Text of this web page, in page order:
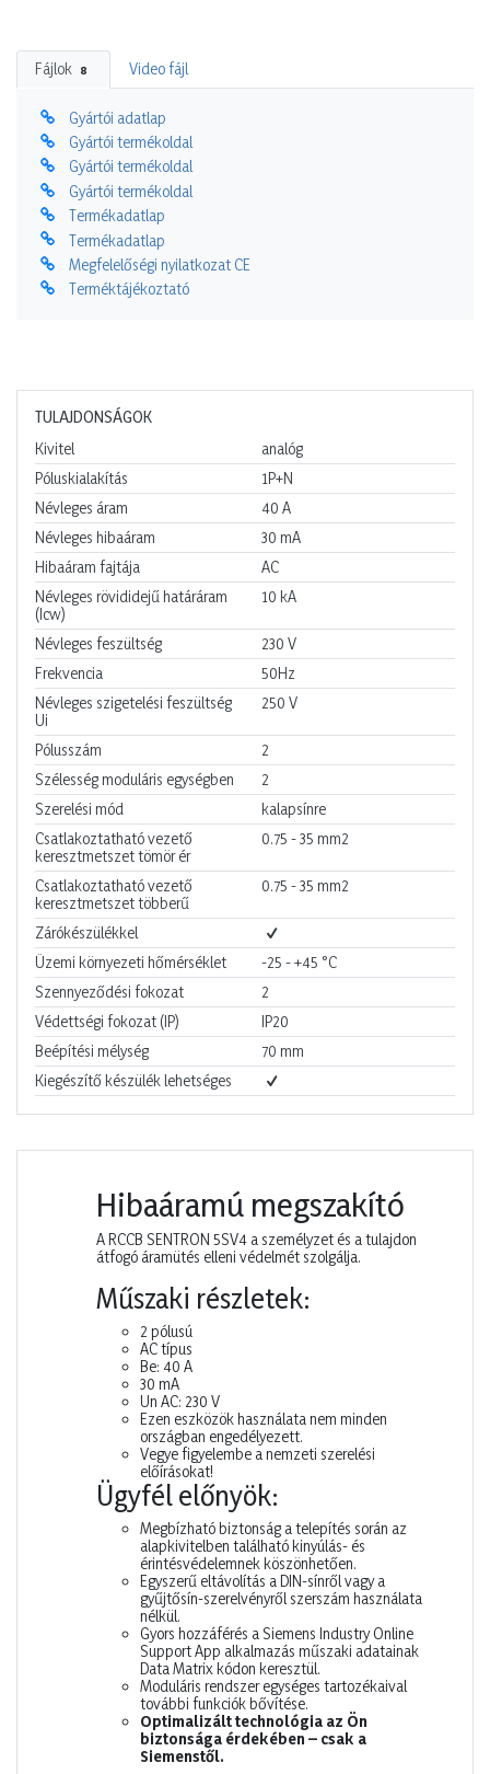
Fájlok 8 Video fájl
Gyártói adatlap
Gyártói termékoldal
Gyártói termékoldal
Gyártói termékoldal
Termékadatlap
Termékadatlap
Megfelelőségi nyilatkozat CE
Terméktájékoztató
TULAJDONSÁGOK
Kivitel
analóg
Póluskialakítás
1P+N
Névleges áram
40 A
Névleges hibaáram
30 mA
Hibaáram fajtája
AC
Névleges rövididejű határáram
(Icw)
10 kA
Névleges feszültség 230 V
Frekvencia
50Hz
Névleges szigetelési feszültség
Ui
250 V
Pólusszám
2
Szélesség moduláris egységben
2
Szerelési mód
kalapsínre
Csatlakoztatható vezető
keresztmetszet tömör ér
0.75 - 35 mm2
Csatlakoztatható vezető
keresztmetszet többerű
0.75 - 35 mm2
Zárókészülékkel
Üzemi környezeti hőmérséklet
-25 - +45 °C
Szennyeződési fokozat
2
Védettségi fokozat (IP)
IP20
Beépítési mélység
70 mm
Kiegészítő készülék lehetséges
Hibaáramú megszakító
A RCCB SENTRON 5SV4 a személyzet és a tulajdon
átfogó áramütés elleni védelmét szolgálja.
Műszaki részletek:
2 pólusú
AC típus
Be: 40 A
30 mA
Un AC: 230 V
Ezen eszközök használata nem minden
országban engedélyezett.
Vegye figyelembe a nemzeti szerelési
előírásokat!
Ügyfél előnyök:
Megbízható biztonság a telepítés során az
alapkivitelben található kinyúlás- és
érintésvédelemnek köszönhetően.
Egyszerű eltávolítás a DIN-sínről vagy a
gyűjtősín-szerelvényről szerszám használata
nélkül.
Gyors hozzáférés a Siemens Industry Online
Support App alkalmazás műszaki adatainak
Data Matrix kódon keresztül.
Moduláris rendszer egységes tartozékaival
további funkciók bővítése.
Optimalizált technológia az Ön
biztonsága érdekében – csak a
Siemenstől.